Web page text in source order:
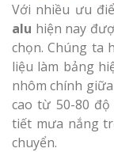
Với nhiều ưu
alu hiện nay
chọn. Chúng ta
liệu làm bảng
nhôm chính
cao từ 50-80
tiết mưa nắng
chuyển.